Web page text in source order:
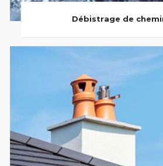
Débistrage de